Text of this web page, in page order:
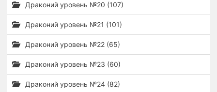
Драконий уровень №20 (107)
Драконий уровень №21 (101)
Драконий уровень №22 (65)
Драконий уровень №23 (60)
Драконий уровень №24 (82)